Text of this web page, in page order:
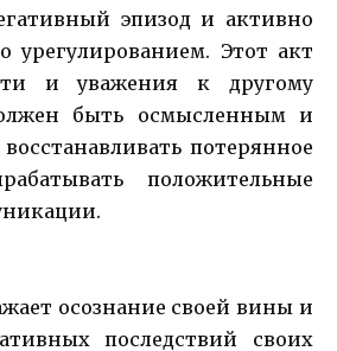
эпизод и активно
урегулированием. Этот акт
и уважения к другому
быть осмысленным и
потерянное
положительные
осознание своей вины и
последствий своих